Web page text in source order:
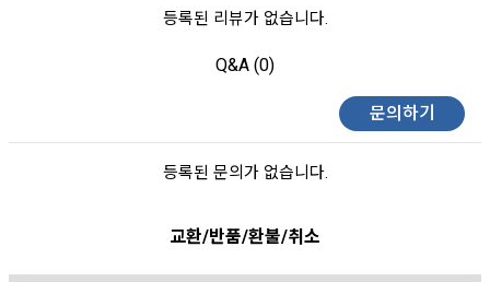
등록된 리뷰가 없습니다.
Q&A (0)
문의하기
등록된 문의가 없습니다.
교환/반품/환불/취소